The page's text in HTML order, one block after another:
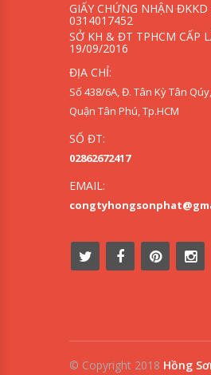
GIẤY CHỨNG NHẬN ĐKKD
0314017452
SỞ KH & ĐT TPHCM CẤP
19/09/2016
ĐỊA CHỈ:
Số 438/6A, Đ. Tân Kỳ Tân
Quận Tân Phú, Tp.HCM
SỐ ĐT:
02862672417
EMAIL:
© Copyright 2018 Hồng
0918342277